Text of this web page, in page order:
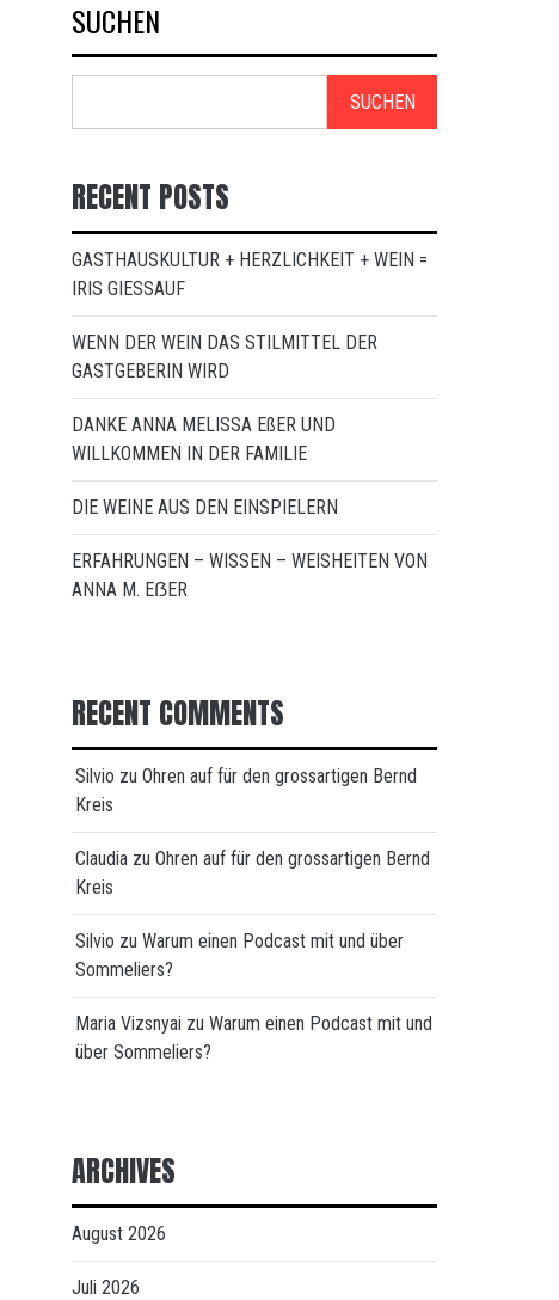
SUCHEN
SUCHEN
RECENT POSTS
GASTHAUSKULTUR + HERZLICHKEIT + WEIN =
IRIS GIESSAUF
WENN DER WEIN DAS STILMITTEL DER
GASTGEBERIN WIRD
DANKE ANNA MELISSA EßER UND
WILLKOMMEN IN DER FAMILIE
DIE WEINE AUS DEN EINSPIELERN
ERFAHRUNGEN – WISSEN – WEISHEITEN VON
ANNA M. EẞER
RECENT COMMENTS
Silvio zu Ohren auf für den grossartigen Bernd
Kreis
Claudia zu Ohren auf für den grossartigen Bernd
Kreis
Silvio zu Warum einen Podcast mit und über
Sommeliers?
Maria Vizsnyai zu Warum einen Podcast mit und
über Sommeliers?
ARCHIVES
August 2026
Juli 2026